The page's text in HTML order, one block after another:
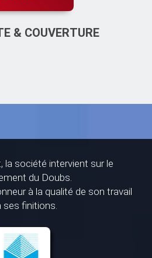
& COUVERTURE
la société intervient sur le
du Doubs.
à la qualité de son travail
ses finitions.